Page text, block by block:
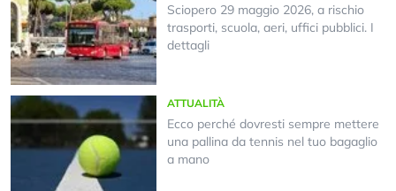
Sciopero 29 maggio 2026, a rischio
trasporti, scuola, aeri, uffici pubblici. I
dettagli
ATTUALITÀ
Ecco perché dovresti sempre mettere
una pallina da tennis nel tuo bagaglio
a mano